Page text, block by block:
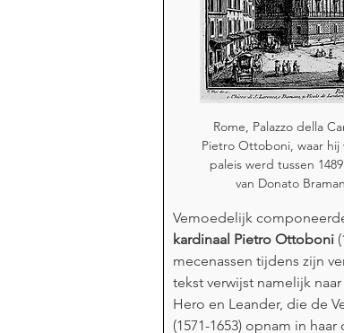
Rome, Palazzo della
Pietro Ottoboni, waar
paleis werd tussen
van Donato
Vemoedelijk
kardinaal Pietro Ottoboni
mecenassen tijdens zijn
tekst verwijst namelijk
Hero en Leander, die de
(1571-1653) opnam in haar